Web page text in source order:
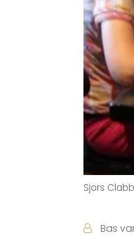
Sjors
Bas